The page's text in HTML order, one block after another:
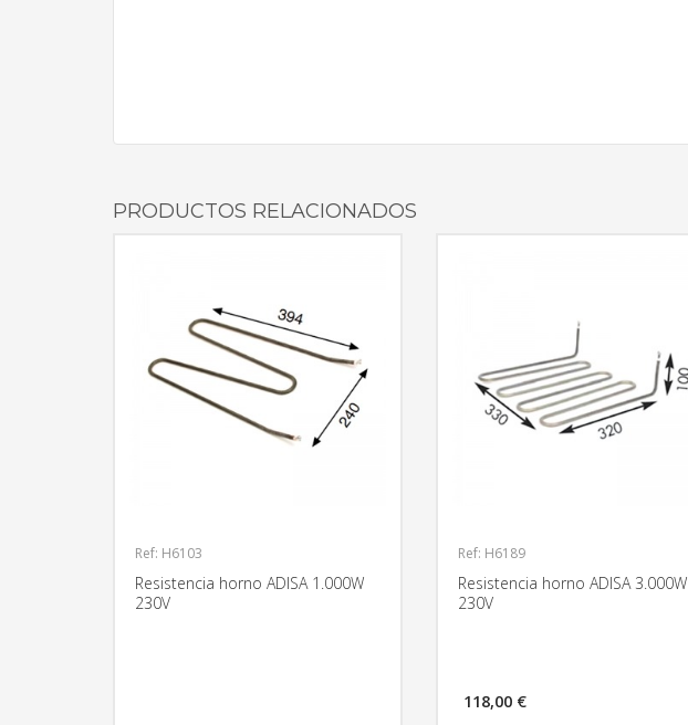
PRODUCTOS RELACIONADOS
Ref: H6103
Resistencia horno ADISA 1.000W
230V
Ref: H6189
Resistencia horno ADISA 3.000W
230V
118,00 €